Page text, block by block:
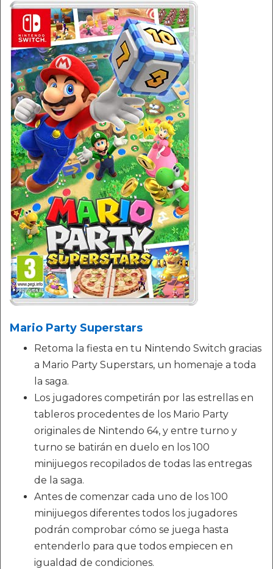
Mario Party Superstars
Retoma la fiesta en tu Nintendo Switch gracias
a Mario Party Superstars, un homenaje a toda
la saga.
Los jugadores competirán por las estrellas en
tableros procedentes de los Mario Party
originales de Nintendo 64, y entre turno y
turno se batirán en duelo en los 100
minijuegos recopilados de todas las entregas
de la saga.
Antes de comenzar cada uno de los 100
minijuegos diferentes todos los jugadores
podrán comprobar cómo se juega hasta
entenderlo para que todos empiecen en
igualdad de condiciones.